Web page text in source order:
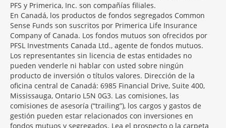
PFS y Primerica, Inc. son compañías filiales.
En Canadá, los productos de fondos segregados Common
Sense Funds son suscritos por Primerica Life Insurance
Company of Canada. Los fondos mutuos son ofrecidos por
PFSL Investments Canada Ltd., agente de fondos mutuos.
Los representantes sin licencia de estas entidades no
pueden venderle ni hablar con usted sobre ningún
producto de inversión o títulos valores. Dirección de la
oficina central de Canadá: 6985 Financial Drive, Suite 400,
Mississauga, Ontario L5N 0G3. Las comisiones, las
comisiones de asesoría (“trailing”), los cargos y gastos de
gestión pueden estar relacionados con inversiones en
fondos mutuos y segregados. Lea el prospecto o la carpeta